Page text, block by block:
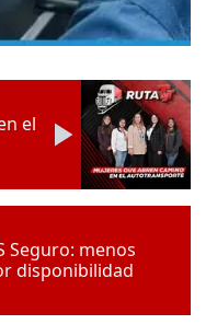
el
Seguro: menos
disponibilidad